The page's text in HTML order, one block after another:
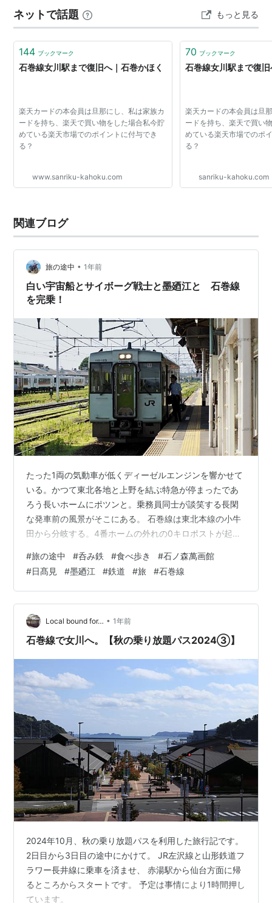
前谷地駅 まえやち
鹿又駅 かのまた -
石巻駅 いしのまき 仙石線
陸前稲井駅 りくぜんいない -
万石浦駅 まんごくうら
浦宿駅 うらしゅく
リスト::鉄道路線
:2015年3月21日に女川駅を内陸側に150m移設したた
め、営業キロが2015年3月14日付で44.9kmから0.2km
短縮された
1120 前谷地1128 鹿又1139 石巻1150-1250 陸前山下
1255 石巻港1301…
ネットで話題 もっと見る
144 ブックマーク
石巻線女川駅まで復旧へ｜石巻かほく
楽天カードの本会員は旦那にし、私は家族カ
ードを持ち、楽天で買い物をした場合私今貯
めている楽天市場でのポイントに付与でき
る？
www.sanriku-kahoku.com
70 ブックマーク
石巻線女川駅まで復
楽天カードの本会員は旦
ードを持ち、楽天で買い
めている楽天市場でのポ
る？
sanriku-kahoku.com
関連ブログ
旅の途中 • 1年前
白い宇宙船とサイボーグ戦士と墨廼江と 石巻線
を完乗！
たった1両の気動車が低くディーゼルエンジンを響かせて
いる。かつて東北各地と上野を結ぶ特急が停まったであ
ろう長いホームにポツンと。乗務員同士が談笑する長閑
な発車前の風景がそこにある。 石巻線は東北本線の小牛
田から分岐する。4番ホームの外れの0キロポストが起点
れ、石巻を経て女川で太平洋に出会う石巻線の旅だ。 小
牛田駅を北に向けて出発した単行気動車は、ほどなく東
北本線と別れて東へ転進する。良質なお米を産する大崎
平野は一大穀倉地帯、石巻線の車窓には青々とした田ん
ぼが広がる。 5つ目の鹿又(かのまた)駅、車内放送が8分
間の停車であることを告げる。ってこと…
#旅の途中 #呑み鉄 #食べ歩き #石ノ森萬画館
#日髙見 #墨廼江 #鉄道 #旅 #石巻線
Local bound for… • 1年前
石巻線で女川へ。【秋の乗り放題パス2024③】
2024年10月、秋の乗り放題パスを利用した旅行記です。
2日目から3日目の途中にかけて。 JR左沢線と山形鉄道フ
ラワー長井線に乗車を済ませ、 赤湯駅から仙台方面に帰
るところからスタートです。 予定は事情により1時間押し
ています。